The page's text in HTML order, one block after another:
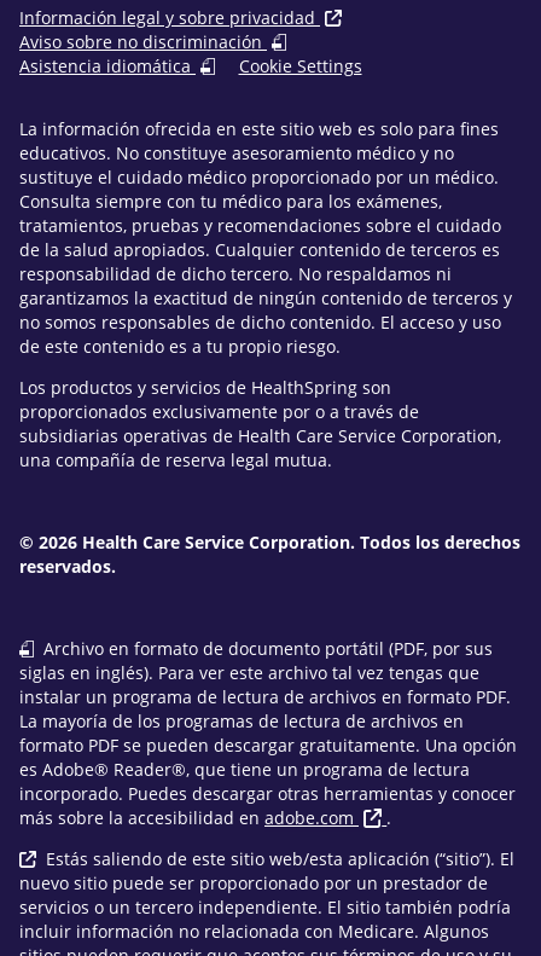
Información legal y sobre privacidad
Aviso sobre no discriminación
Asistencia idiomática
Cookie Settings
La información ofrecida en este sitio web es solo para fines
educativos. No constituye asesoramiento médico y no
sustituye el cuidado médico proporcionado por un médico.
Consulta siempre con tu médico para los exámenes,
tratamientos, pruebas y recomendaciones sobre el cuidado
de la salud apropiados. Cualquier contenido de terceros es
responsabilidad de dicho tercero. No respaldamos ni
garantizamos la exactitud de ningún contenido de terceros y
no somos responsables de dicho contenido. El acceso y uso
de este contenido es a tu propio riesgo.
Los productos y servicios de HealthSpring son
proporcionados exclusivamente por o a través de
subsidiarias operativas de Health Care Service Corporation,
una compañía de reserva legal mutua.
© 2026 Health Care Service Corporation. Todos los derechos
reservados.
Archivo en formato de documento portátil (PDF, por sus
siglas en inglés). Para ver este archivo tal vez tengas que
instalar un programa de lectura de archivos en formato PDF.
La mayoría de los programas de lectura de archivos en
formato PDF se pueden descargar gratuitamente. Una opción
es Adobe® Reader®, que tiene un programa de lectura
incorporado. Puedes descargar otras herramientas y conocer
más sobre la accesibilidad en adobe.com
.
Estás saliendo de este sitio web/esta aplicación (“sitio”). El
nuevo sitio puede ser proporcionado por un prestador de
servicios o un tercero independiente. El sitio también podría
incluir información no relacionada con Medicare. Algunos